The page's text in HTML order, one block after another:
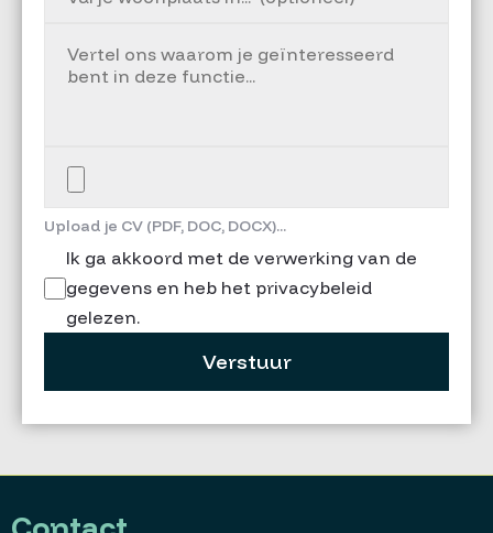
Upload je CV (PDF, DOC, DOCX)...
Ik ga akkoord met de verwerking van de
gegevens en heb het privacybeleid
gelezen.
Verstuur